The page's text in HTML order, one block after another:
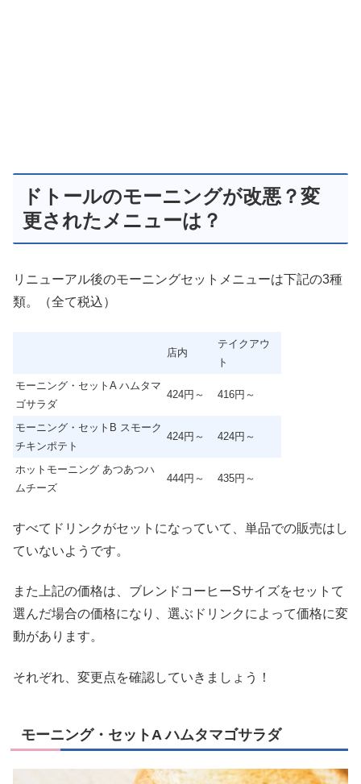
ドトールのモーニングが改悪？変
更されたメニューは？
リニューアル後のモーニングセットメニューは下記の3種
類。（全て税込）
店内
テイクアウ
ト
モーニング・セットA ハムタマ
ゴサラダ
424円～ 416円～
モーニング・セットB スモーク
チキンポテト
424円～ 424円～
ホットモーニング あつあつハ
ムチーズ
444円～ 435円～
すべてドリンクがセットになっていて、単品での販売はし
ていないようです。
また上記の価格は、ブレンドコーヒーSサイズをセットて
選んだ場合の価格になり、選ぶドリンクによって価格に変
動があります。
それぞれ、変更点を確認していきましょう！
モーニング・セットA ハムタマゴサラダ